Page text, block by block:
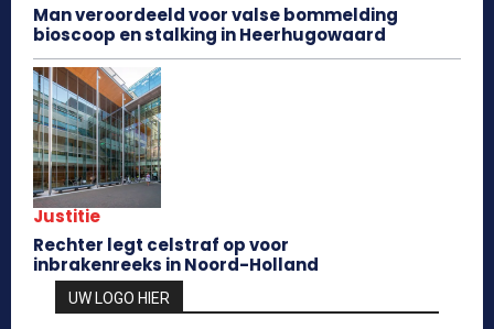
Man veroordeeld voor valse bommelding
bioscoop en stalking in Heerhugowaard
Justitie
Rechter legt celstraf op voor
inbrakenreeks in Noord-Holland
UW LOGO HIER